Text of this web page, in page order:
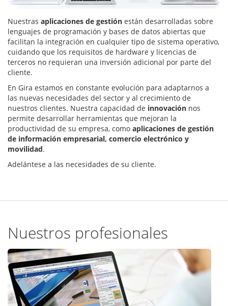
Nuestras aplicaciones de gestión están desarrolladas sobre
lenguajes de programación y bases de datos abiertas que
facilitan la integración en cualquier tipo de sistema operativo,
cuidando que los requisitos de hardware y licencias de
terceros no requieran una inversión adicional por parte del
cliente.
En Gira estamos en constante evolución para adaptarnos a
las nuevas necesidades del sector y al crecimiento de
nuestros clientes. Nuestra capacidad de innovación nos
permite desarrollar herramientas que mejoran la
productividad de su empresa, como aplicaciones de gestión
de información empresarial, comercio electrónico y
movilidad.
Adelántese a las necesidades de su cliente.
Nuestros profesionales